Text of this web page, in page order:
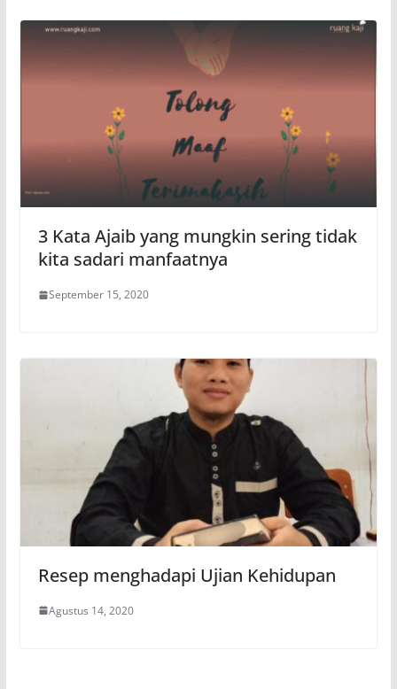
3 Kata Ajaib yang mungkin sering tidak
kita sadari manfaatnya
September 15, 2020
Resep menghadapi Ujian Kehidupan
Agustus 14, 2020